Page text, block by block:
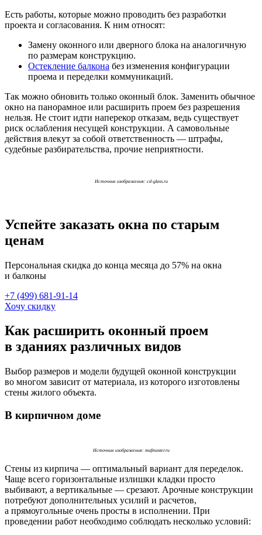
Есть работы, которые можно проводить без разработки
проекта и согласования. К ним относят:
Замену оконного или дверного блока на аналогичную
по размерам конструкцию.
Остекление балкона без изменения конфигурации
проема и переделки коммуникаций.
Так можно обновить только оконный блок. Заменить обычное
окно на панорамное или расширить проем без разрешения
нельзя. Не стоит идти наперекор отказам, ведь существует
риск ослабления несущей конструкции. А самовольные
действия влекут за собой ответственность — штрафы,
судебные разбирательства, прочие неприятности.
Источник изображения: cd-glass.ru
Успейте заказать окна по старым
ценам
Персональная скидка до конца месяца до 57% на окна
и балконы
+7 (499) 681-91-14
Хочу скидку
Как расширить оконный проем
в зданиях различных видов
Выбор размеров и модели будущей оконной конструкции
во многом зависит от материала, из которого изготовлены
стены жилого объекта.
В кирпичном доме
Источник изображения: mafmaster.ru
Стены из кирпича — оптимальный вариант для переделок.
Чаще всего горизонтальные излишки кладки просто
выбивают, а вертикальные — срезают. Арочные конструкции
потребуют дополнительных усилий и расчетов,
а прямоугольные очень просты в исполнении. При
проведении работ необходимо соблюдать несколько условий: